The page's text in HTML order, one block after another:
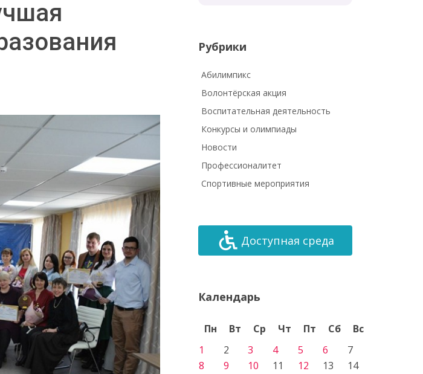
Рубрики
Абилимпикс
Волонтёрская акция
Воспитательная деятельность
Конкурсы и олимпиады
Новости
Профессионалитет
Спортивные мероприятия
Доступная среда
Календарь
Пн Вт Ср Чт Пт Сб
Вс
1
2 3 4 5 6
7
8
9 10 11 12 13
14